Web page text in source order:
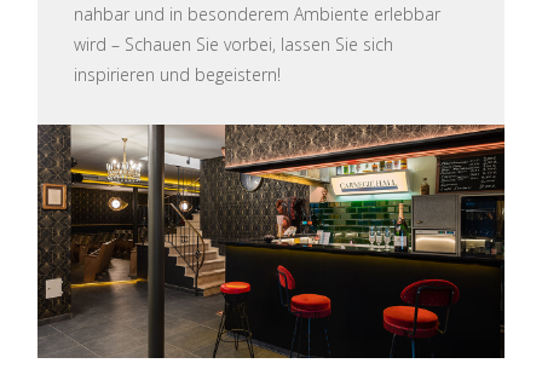
nahbar und in besonderem Ambiente erlebbar
wird – Schauen Sie vorbei, lassen Sie sich
inspirieren und begeistern!